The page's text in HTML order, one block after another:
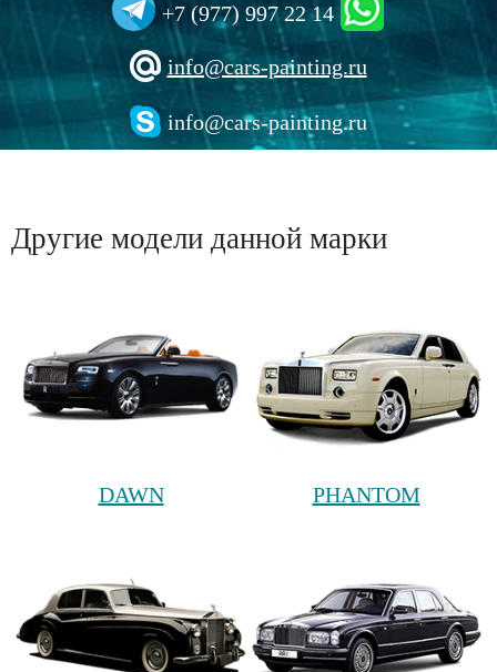
+7 (977) 997 22 14
info@cars-painting.ru
info@cars-painting.ru
Другие модели данной марки
DAWN PHANTOM